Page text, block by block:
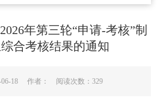
年第三轮“申请-考核”制
合考核结果的通知
06-18 作者： 阅读次数： 329